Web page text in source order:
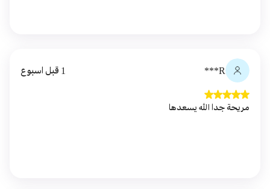
R*** 1 قبل اسبوع
مريحة جدا الله يسعدها